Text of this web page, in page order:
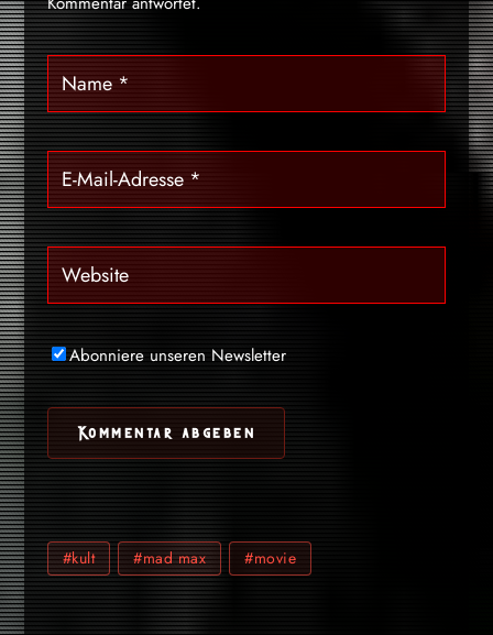
Abonniere unseren Newsletter
#kult #mad max #movie